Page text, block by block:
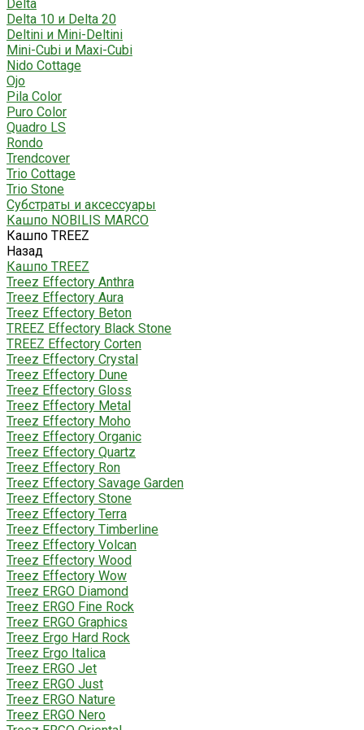
Delta
Delta 10 и Delta 20
Deltini и Mini-Deltini
Mini-Cubi и Maxi-Cubi
Nido Cottage
Ojo
Pila Color
Puro Color
Quadro LS
Rondo
Trendcover
Trio Cottage
Trio Stone
Субстраты и аксессуары
Кашпо NOBILIS MARCO
Кашпо TREEZ
Назад
Кашпо TREEZ
Treez Effectory Anthra
Treez Effectory Aura
Treez Effectory Beton
TREEZ Effectory Black Stone
TREEZ Effectory Corten
Treez Effectory Crystal
Treez Effectory Dune
Treez Effectory Gloss
Treez Effectory Metal
Treez Effectory Moho
Treez Effectory Organic
Treez Effectory Quartz
Treez Effectory Ron
Treez Effectory Savage Garden
Treez Effectory Stone
Treez Effectory Terra
Treez Effectory Timberline
Treez Effectory Volcan
Treez Effectory Wood
Treez Effectory Wow
Treez ERGO Diamond
Treez ERGO Fine Rock
Treez ERGO Graphics
Treez Ergo Hard Rock
Treez Ergo Italica
Treez ERGO Jet
Treez ERGO Just
Treez ERGO Nature
Treez ERGO Nero